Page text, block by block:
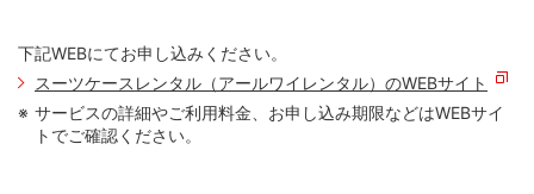
下記WEBにてお申し込みください。
スーツケースレンタル（アールワイレンタル）のWEBサイト
サービスの詳細やご利用料金、お申し込み期限などはWEBサイ
トでご確認ください。